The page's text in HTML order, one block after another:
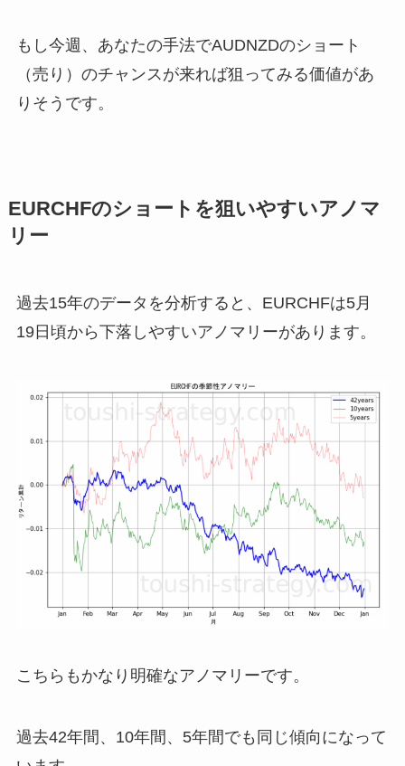
もし今週、あなたの手法でAUDNZDのショート
（売り）のチャンスが来れば狙ってみる価値があ
りそうです。
EURCHFのショートを狙いやすいアノマ
リー
過去15年のデータを分析すると、EURCHFは5月
19日頃から下落しやすいアノマリーがあります。
こちらもかなり明確なアノマリーです。
過去42年間、10年間、5年間でも同じ傾向になって